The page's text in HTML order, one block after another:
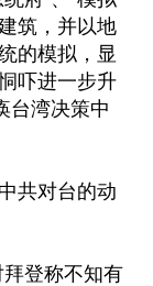
筑，并以地
的模拟，显
吓进一步升
台湾决策中
共对台的动
登称不知有